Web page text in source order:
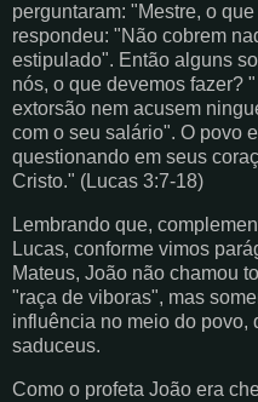
perguntaram: "Mestre, o
respondeu: "Não cobrem
estipulado". Então alguns
nós, o que devemos fazer?
extorsão nem acusem
com o seu salário". O povo
questionando em seus
Cristo." (Lucas 3:7-18)
Lembrando que,
Lucas, conforme vimos
Mateus, João não chamou
"raça de viboras", mas
influência no meio do povo,
saduceus.
Como o profeta João era